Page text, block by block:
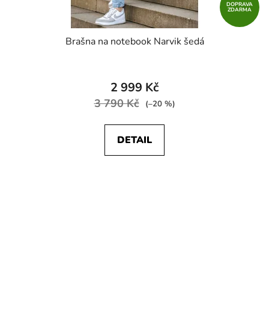
DOPRAVA
ZDARMA
Brašna na notebook Narvik šedá
2 999 Kč
3 790 Kč (–20 %)
DETAIL